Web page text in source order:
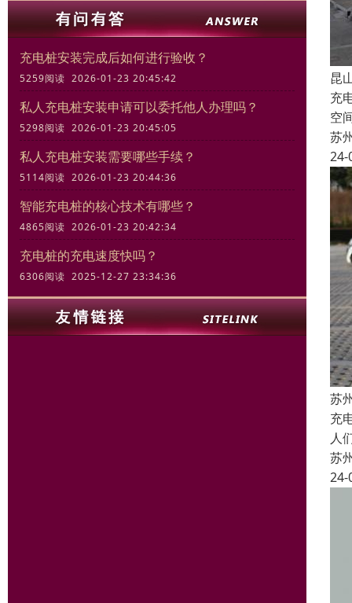
充电桩安装完成后如何进行验收？
5259阅读 2026-01-23 20:45:42
私人充电桩安装申请可以委托他人办理吗？
5298阅读 2026-01-23 20:45:05
私人充电桩安装需要哪些手续？
5114阅读 2026-01-23 20:44:36
智能充电桩的核心技术有哪些？
4865阅读 2026-01-23 20:42:34
充电桩的充电速度快吗？
6306阅读 2025-12-27 23:34:36
昆
充
空
苏
24-
苏
充
人
苏
24-